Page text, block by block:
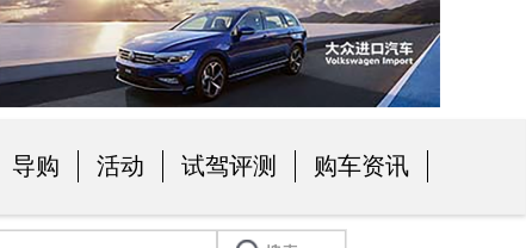
导购 活动 试驾评测 购车资讯